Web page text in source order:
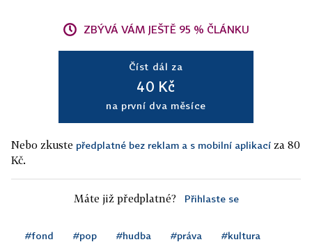
ZBÝVÁ VÁM JEŠTĚ 95 % ČLÁNKU
Číst dál za
40 Kč
na první dva měsíce
Nebo zkuste předplatné bez reklam a s mobilní aplikací za 80
Kč.
Máte již předplatné? Přihlaste se
#fond #pop #hudba #práva #kultura